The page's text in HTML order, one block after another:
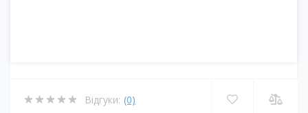
Відгуки: (0)